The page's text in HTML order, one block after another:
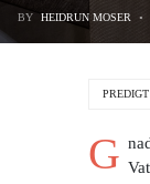
BY HEIDRUN MOSER
PREDIGT
G